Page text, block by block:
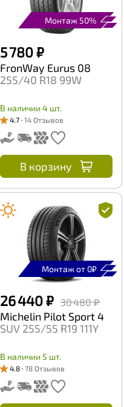
Монтаж 50%
5 780 ₽
FronWay Eurus 08
255/40 R18 99W
В наличии 4 шт.
4.7 14 Отзывов
В корзину
Монтаж от 0₽
26 440 ₽ 30 480 ₽
Michelin Pilot Sport 4
SUV 255/55 R19 111Y
В наличии 5 шт.
4.8 78 Отзывов